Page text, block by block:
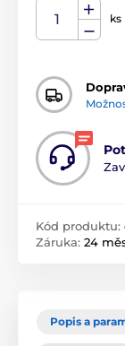
ks
Kód produktu:
Záruka: 24
Popis a